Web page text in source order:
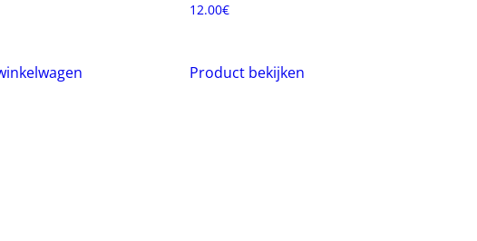
12.00€
Product bekijken